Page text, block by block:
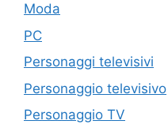
Moda
PC
Personaggi televisivi
Personaggio televisivo
Personaggio TV